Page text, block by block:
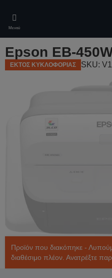
main
content
Μενού
Epson EB-
ΕΚΤΟΣ ΚΥΚΛΟΦΟΡΙΑΣ SKU:
Προϊόν που διακόπηκε -
διαθέσιμο πλέον. Ανατρέξτε